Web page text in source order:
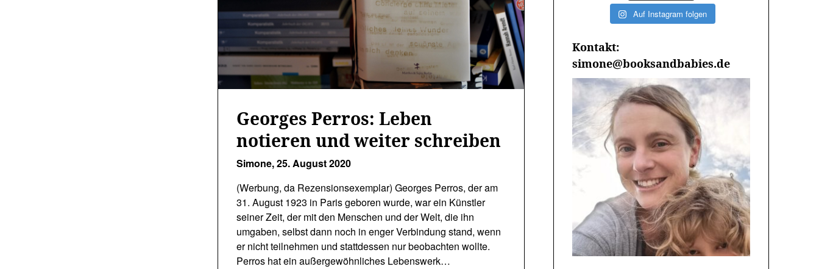
Georges Perros: Leben
notieren und weiter schreiben
Simone,25. August 2020
(Werbung, da Rezensionsexemplar) Georges Perros, der am
31. August 1923 in Paris geboren wurde, war ein Künstler
seiner Zeit, der mit den Menschen und der Welt, die ihn
umgaben, selbst dann noch in enger Verbindung stand, wenn
er nicht teilnehmen und stattdessen nur beobachten wollte.
Perros hat ein außergewöhnliches Lebenswerk…
Auf Instagram folgen
Kontakt:
simone@booksandbabies.de